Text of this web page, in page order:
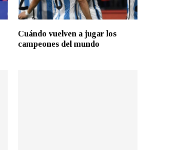
Cuándo vuelven a jugar los
campeones del mundo